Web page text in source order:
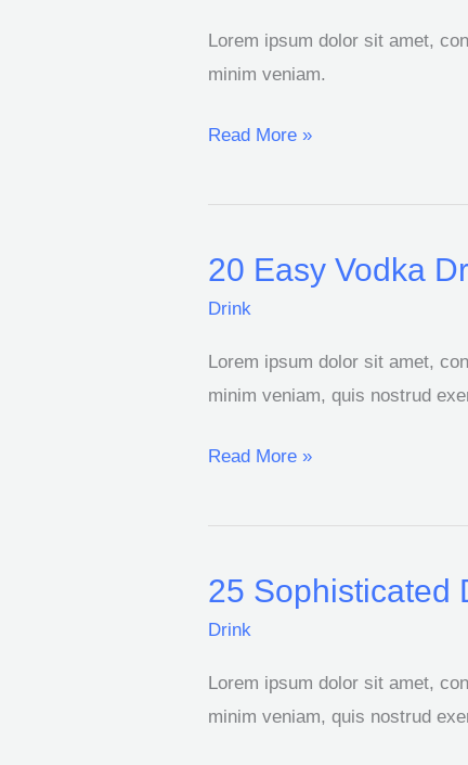
Lorem ipsum dolor sit amet,
minim veniam.
Cocktails
To
With
Read More »
20 Easy Vodka
Drink
Lorem ipsum dolor sit amet,
minim veniam, quis nostrud
20
Easy
Drinks
With
Ingredients
Read More »
25 Sophisticated
Drink
Lorem ipsum dolor sit amet,
minim veniam, quis nostrud
25
Sophisticated
To
Get